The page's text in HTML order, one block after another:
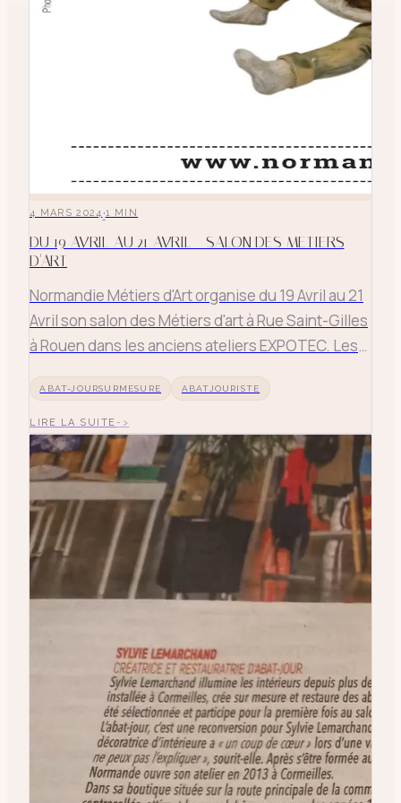
4 MARS 2024·1 MIN
DU 19 AVRIL AU 21 AVRIL - SALON DES METIERS
D'ART
Normandie Métiers d'Art organise du 19 Avril au 21
Avril son salon des Métiers d'art à Rue Saint-Gilles
à Rouen dans les anciens ateliers EXPOTEC. Les
aux métiers tous très différents.
ABAT-JOURSURMESURE ABATJOURISTE
LIRE LA SUITE